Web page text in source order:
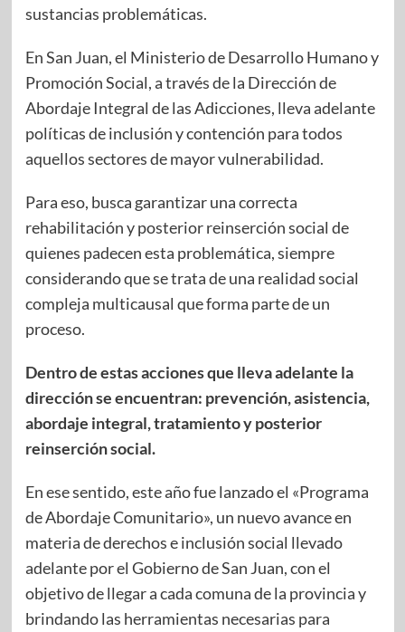
sustancias problemáticas.
En San Juan, el Ministerio de Desarrollo Humano y
Promoción Social, a través de la Dirección de
Abordaje Integral de las Adicciones, lleva adelante
políticas de inclusión y contención para todos
aquellos sectores de mayor vulnerabilidad.
Para eso, busca garantizar una correcta
rehabilitación y posterior reinserción social de
quienes padecen esta problemática, siempre
considerando que se trata de una realidad social
compleja multicausal que forma parte de un
proceso.
Dentro de estas acciones que lleva adelante la
dirección se encuentran: prevención, asistencia,
abordaje integral, tratamiento y posterior
reinserción social.
En ese sentido, este año fue lanzado el «Programa
de Abordaje Comunitario», un nuevo avance en
materia de derechos e inclusión social llevado
adelante por el Gobierno de San Juan, con el
objetivo de llegar a cada comuna de la provincia y
brindando las herramientas necesarias para